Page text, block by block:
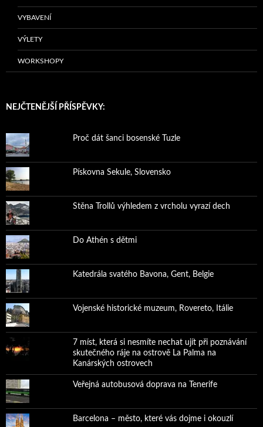
VYBAVENÍ
VÝLETY
WORKSHOPY
NEJČTENĚJŠÍ PŘÍSPĚVKY:
Proč dát šanci bosenské Tuzle
Pískovna Sekule, Slovensko
Stěna Trollů výhledem z vrcholu vyrazí dech
Do Athén s dětmi
Katedrála svatého Bavona, Gent, Belgie
Vojenské historické muzeum, Rovereto, Itálie
7 míst, která si nesmíte nechat ujít při poznávání
skutečného ráje na ostrově La Palma na
Kanárských ostrovech
Veřejná autobusová doprava na Tenerife
Barcelona – město, které vás dojme i okouzlí